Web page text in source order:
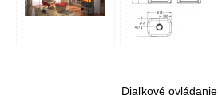
Diaľkové ovládanie